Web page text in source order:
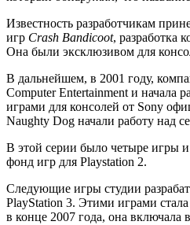
Известность разработчикам
игр Crash Bandicoot, разработка
Она были эксклюзивом для
В дальнейшем, в 2001 году,
Computer Entertainment и начала
играми для консолей от Sony
Naughty Dog начали работу над
В этой серии было четыре игры и
фонд игр для Playstation 2.
Следующие игры студии
PlayStation 3. Этими играми стала
в конце 2007 года, она включала